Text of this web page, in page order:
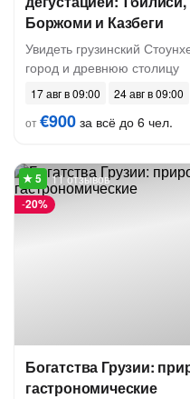
Боржоми и Казбеги
Увидеть грузинский
город и древнюю столицу
17 авг в 09:00
24 авг в 09:00
от€900 за всё до 6 чел.
-20%
11 отзывов
Богатства Грузии:
гастрономические